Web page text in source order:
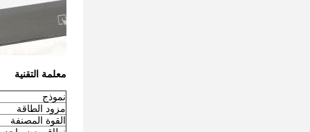
معلمة التقنية
نموذج
مزود الطاقة
القوة المصنفة